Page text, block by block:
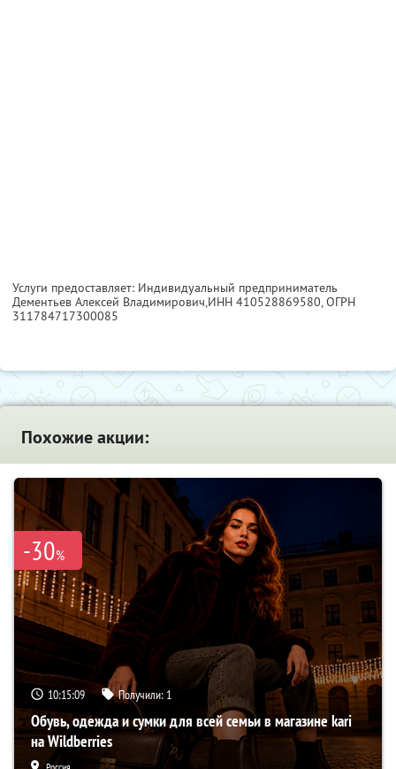
Услуги предоставляет: Индивидуальный предприниматель
Дементьев Алексей Владимирович,ИНН 410528869580, ОГРН
311784717300085
Похожие акции:
-30%
10:15:08 Получили: 1
Обувь, одежда и сумки для всей семьи в магазине kari
на Wildberries